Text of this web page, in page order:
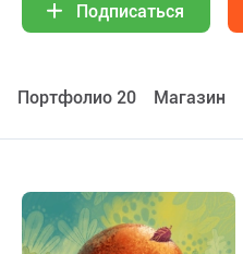
Подписаться
Портфолио 20 Maгазин